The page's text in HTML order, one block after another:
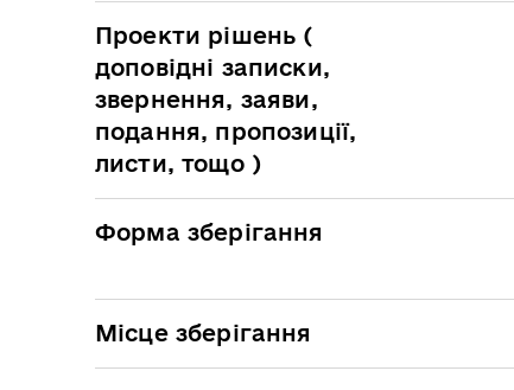
Проекти рішень (
доповідні записки,
звернення, заяви,
подання, пропозиції,
листи, тощо )
Форма зберігання
Місце зберігання